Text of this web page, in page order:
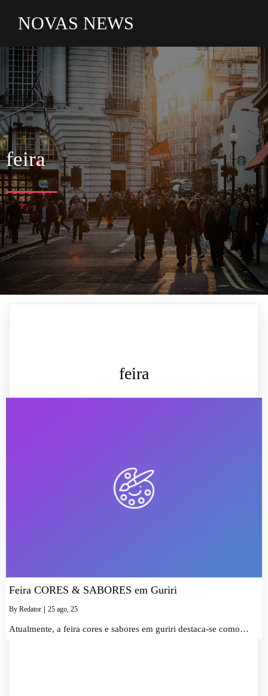
NOVAS NEWS
feira
feira
Feira CORES & SABORES em Guriri
By Redator | 25 ago, 25
Atualmente, a feira cores e sabores em guriri destaca-se como…